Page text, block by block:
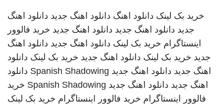
خرید بک لینک دانلود اهنگ دانلود اهنگ جدید دانلود اهنگ
جدید دانلود اهنگ جدید دانلود اهنگ جدید خرید فالوور
اینستاگرام خرید بک لینک دانلود اهنگ جدید دانلود اهنگ
جدید خرید بک لینک دانلود اهنگ جدید خرید بک لینک دانلود
اهنگ جدید دانلود اهنگ جدید Spanish Shadowing دانلود
اهنگ جدید دانلود اهنگ جدید Spanish Shadowing خرید
فالوور اینستاگرام خرید فالوور اینستاگرام خرید بک لینک